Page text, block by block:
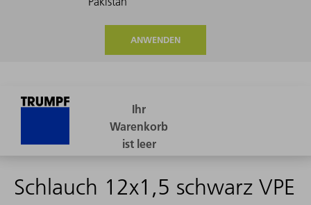
ANWENDEN
Schlauch 12x1,5 schwarz VPE